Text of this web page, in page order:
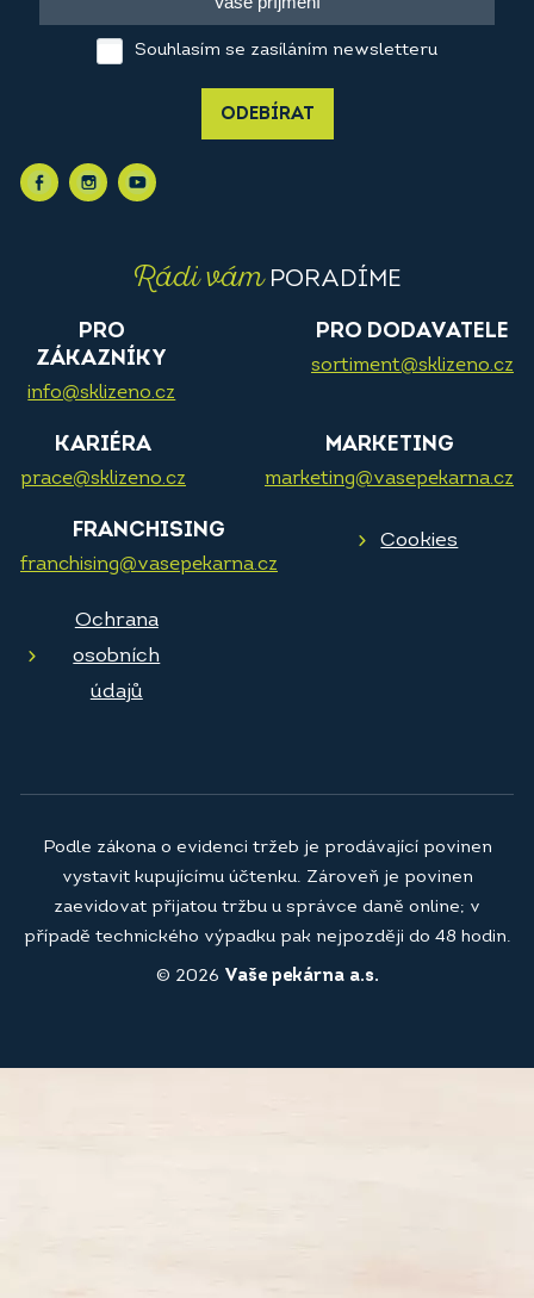
Souhlasím se zasíláním newsletteru
ODEBÍRAT
Rádi vámPORADÍME
PRO
ZÁKAZNÍKY
info@sklizeno.cz
PRO DODAVATELE
sortiment@sklizeno.cz
KARIÉRA
prace@sklizeno.cz
MARKETING
marketing@vasepekarna.cz
FRANCHISING
franchising@vasepekarna.cz
Cookies
Ochrana
osobních
údajů
© 2026 Vaše pekárna a.s.
Podle zákona o evidenci tržeb je prodávající povinen
vystavit kupujícímu účtenku. Zároveň je povinen
zaevidovat přijatou tržbu u správce daně online; v
případě technického výpadku pak nejpozději do 48 hodin.